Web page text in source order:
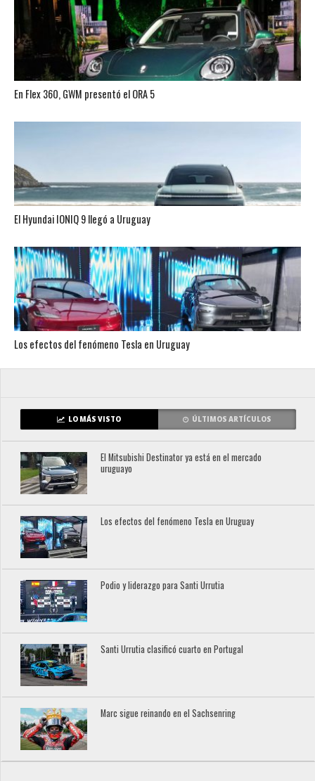
En Flex 360, GWM presentó el ORA 5
El Hyundai IONIQ 9 llegó a Uruguay
Los efectos del fenómeno Tesla en Uruguay
LO MÁS VISTO ÚLTIMOS ARTÍCULOS
El Mitsubishi Destinator ya está en el mercado
uruguayo
Los efectos del fenómeno Tesla en Uruguay
Podio y liderazgo para Santi Urrutia
Santi Urrutia clasificó cuarto en Portugal
Marc sigue reinando en el Sachsenring